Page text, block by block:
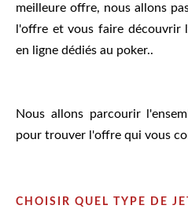
meilleure offre, nous allons
l'offre et vous faire découvrir
en ligne dédiés au poker..
Nous allons parcourir
pour trouver l'offre qui vous
CHOISIR QUEL TYPE DE